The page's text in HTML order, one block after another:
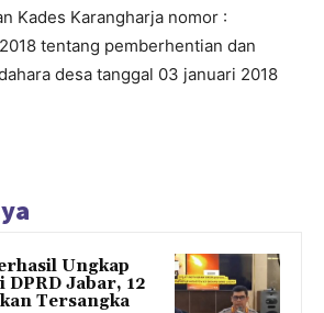
Kades Karangharja nomor :
tentang pemberhentian dan
desa tanggal 03 januari 2018
Ungkap
Jabar, 12
Tersangka